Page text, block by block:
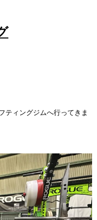
ティングジムへ行ってきま